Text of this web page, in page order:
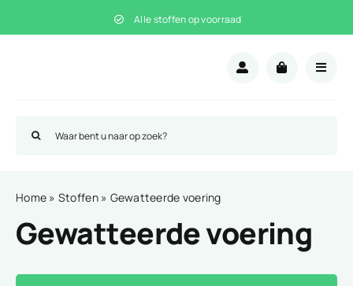
naar
Alle stoffen op voorraad
naar:
Home » Stoffen» Gewatteerde voering
Gewatteerde voering